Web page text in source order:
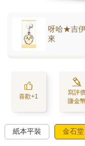
呀哈★吉
來
喜歡+1
寫評
賺金
紙本平裝 金石